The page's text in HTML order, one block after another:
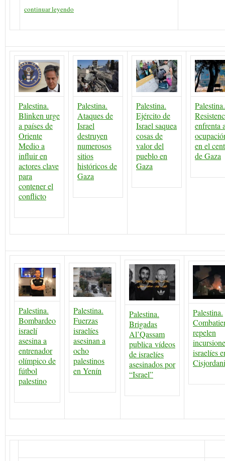
continuar leyendo
Palestina.
Blinken urge
a países de
Oriente
Medio a
influir en
actores clave
para
contener el
conflicto
Palestina.
Ataques de
Israel
destruyen
numerosos
sitios
históricos de
Gaza
Palestina.
Ejército de
Israel saquea
cosas de
valor del
pueblo en
Gaza
Palestina.
enfrenta
en el
de Gaza
Palestina.
Bombardeo
israelí
asesina a
entrenador
olímpico de
fútbol
palestino
Palestina.
Fuerzas
israelíes
asesinan a
ocho
palestinos
en Yenín
Palestina.
Brigadas
Al’Qassam
publica vídeos
de israelíes
asesinados por
“Israel”
Palestina.
repelen
israelíes